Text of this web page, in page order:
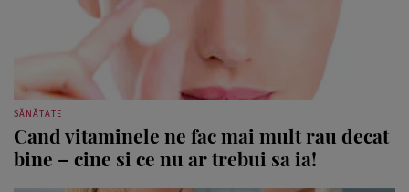
SĂNĂTATE
Cand vitaminele ne fac mai mult rau decat
bine – cine si ce nu ar trebui sa ia!